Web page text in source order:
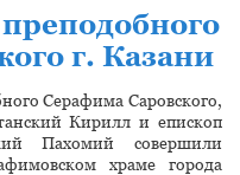
г. Казани
Серафима Саровского,
Кирилл и епископ
Пахомий совершили
храме города